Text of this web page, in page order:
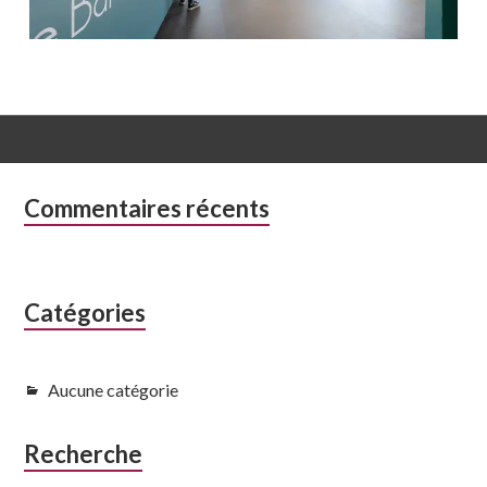
Colonne
Commentaires récents
Catégories
Aucune catégorie
Recherche